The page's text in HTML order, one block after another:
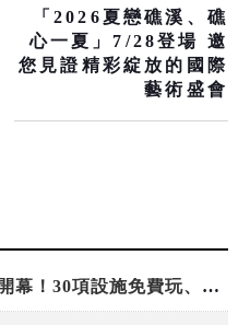
「2026夏戀礁溪、礁
心一夏」7/28登場 邀
您見證精彩綻放的國際
藝術盛會
高雄最大親子遊樂園8/8開幕！30項設施免費玩、YOYO家族嗨翻暑假